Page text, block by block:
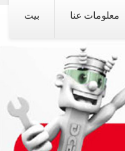
بيت معلومات عنا